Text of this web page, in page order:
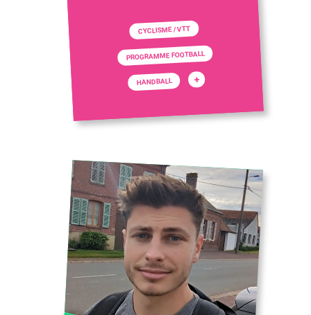
CYCLISME / VTT
PROGRAMME FOOTBALL
HANDBALL +